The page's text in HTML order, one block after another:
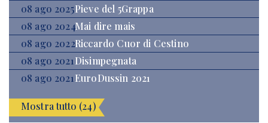
08 ago 2025Pieve del 5Grappa
08 ago 2024Mai dire mais
08 ago 2022Riccardo Cuor di Cestino
08 ago 2021Disimpegnata
08 ago 2021EuroDussin 2021
Mostra tutto (24)